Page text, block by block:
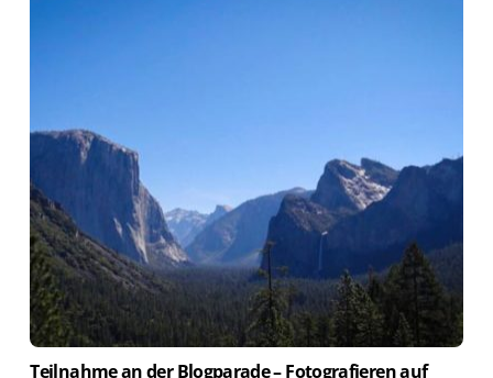
Teilnahme an der Blogparade – Fotografieren auf